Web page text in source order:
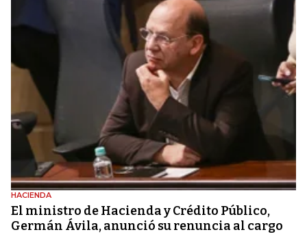
HACIENDA
El ministro de Hacienda y Crédito Público,
Germán Ávila, anunció su renuncia al cargo